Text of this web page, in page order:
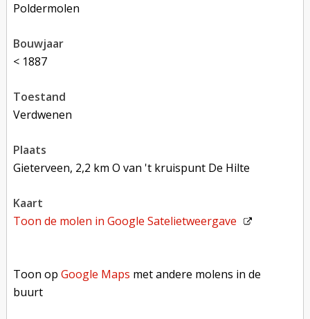
poldermolen
bouwjaar
< 1887
toestand
verdwenen
plaats
Gieterveen, 2,2 km O van 't kruispunt De Hilte
kaart
Toon de molen inGoogle Satelietweergave
Toon opGoogle Maps met andere molens in de
buurt